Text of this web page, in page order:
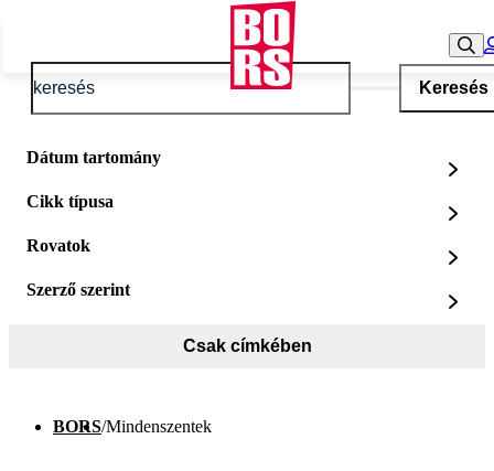
Keresés
Dátum tartomány
Cikk típusa
Rovatok
Szerző szerint
Csak címkében
BORS/Mindenszentek